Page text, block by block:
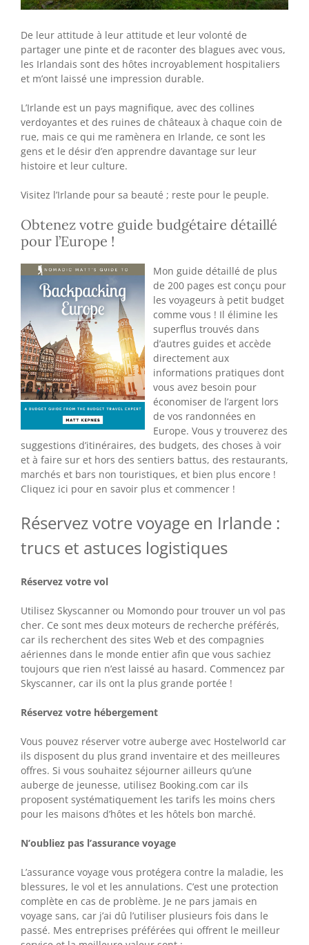
De leur attitude à leur attitude et leur volonté de
partager une pinte et de raconter des blagues avec vous,
les Irlandais sont des hôtes incroyablement hospitaliers
et m’ont laissé une impression durable.
L’Irlande est un pays magnifique, avec des collines
verdoyantes et des ruines de châteaux à chaque coin de
rue, mais ce qui me ramènera en Irlande, ce sont les
gens et le désir d’en apprendre davantage sur leur
histoire et leur culture.
Visitez l’Irlande pour sa beauté ; reste pour le peuple.
Obtenez votre guide budgétaire détaillé
pour l’Europe !
Mon guide détaillé de plus
de 200 pages est conçu pour
les voyageurs à petit budget
comme vous ! Il élimine les
superflus trouvés dans
d’autres guides et accède
directement aux
informations pratiques dont
vous avez besoin pour
économiser de l’argent lors
de vos randonnées en
Europe. Vous y trouverez des
suggestions d’itinéraires, des budgets, des choses à voir
et à faire sur et hors des sentiers battus, des restaurants,
marchés et bars non touristiques, et bien plus encore !
Cliquez ici pour en savoir plus et commencer !
Réservez votre voyage en Irlande :
trucs et astuces logistiques
Réservez votre vol
Utilisez Skyscanner ou Momondo pour trouver un vol pas
cher. Ce sont mes deux moteurs de recherche préférés,
car ils recherchent des sites Web et des compagnies
aériennes dans le monde entier afin que vous sachiez
toujours que rien n’est laissé au hasard. Commencez par
Skyscanner, car ils ont la plus grande portée !
Réservez votre hébergement
Vous pouvez réserver votre auberge avec Hostelworld car
ils disposent du plus grand inventaire et des meilleures
offres. Si vous souhaitez séjourner ailleurs qu’une
auberge de jeunesse, utilisez Booking.com car ils
proposent systématiquement les tarifs les moins chers
pour les maisons d’hôtes et les hôtels bon marché.
N’oubliez pas l’assurance voyage
L’assurance voyage vous protégera contre la maladie, les
blessures, le vol et les annulations. C’est une protection
complète en cas de problème. Je ne pars jamais en
voyage sans, car j’ai dû l’utiliser plusieurs fois dans le
passé. Mes entreprises préférées qui offrent le meilleur